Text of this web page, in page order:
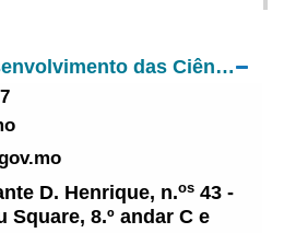
Marcas de Macau do
expandem os seus
através da exposição a
Fundo para o Desenvolvimento das Ciências e da Tecnologia
D. Henrique, n.os 43 -
Square, 8.º andar C e